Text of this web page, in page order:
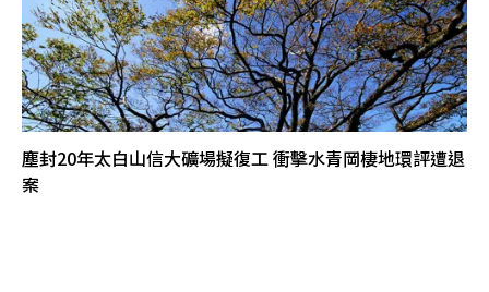
塵封20年太白山信大礦場擬復工 衝擊水青岡棲地環評遭退
案